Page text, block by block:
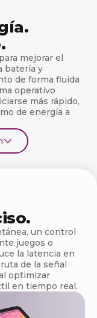
mejorar el
batería y
de forma fluida
operativo
más rápido,
de energía a
un control
juegos o
la latencia en
de la señal
optimizar
en tiempo real.